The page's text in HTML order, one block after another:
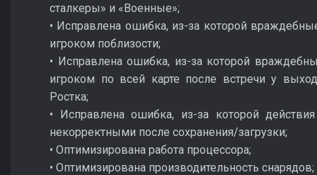
сталкеры» и «Военные»;
• Исправлена ошибка, из-за которой
игроком поблизости;
• Исправлена ошибка, из-за которой
игроком по всей карте после встречи у
Ростка;
• Исправлена ошибка, из-за которой
некорректными после сохранения/загрузки;
• Оптимизирована работа процессора;
• Оптимизирована производительность снарядов;